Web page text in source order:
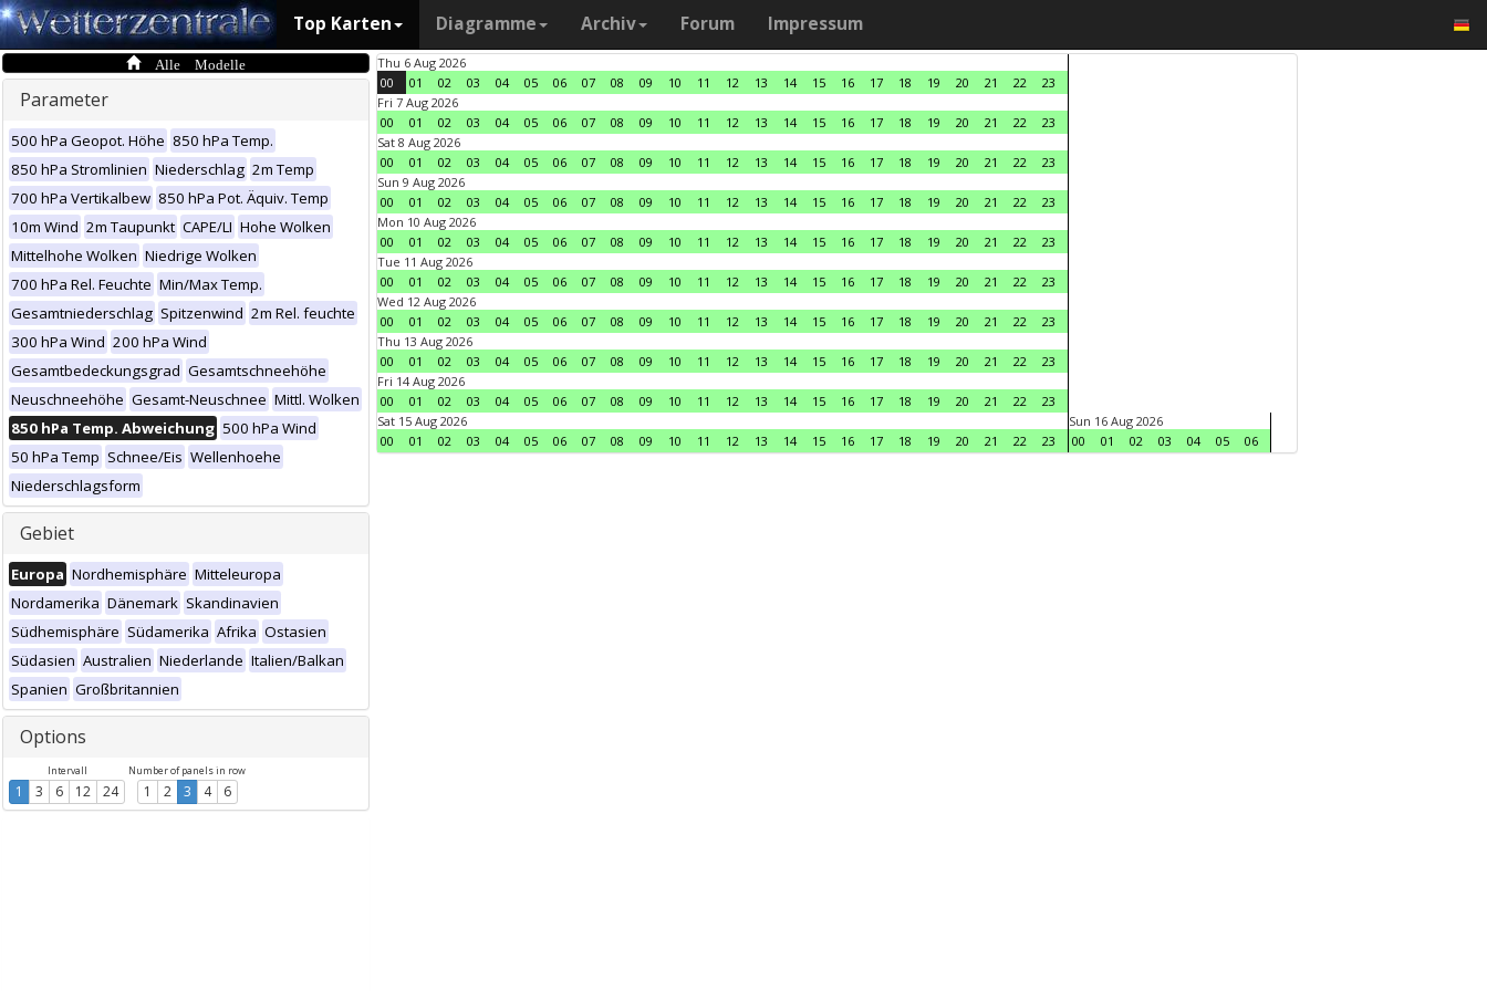
Top Karten Diagramme Archiv Forum Impressum
Alle Modelle
Parameter
500 hPa Geopot. Höhe 850 hPa Temp.
850 hPa Stromlinien Niederschlag 2m Temp
700 hPa Vertikalbew 850 hPa Pot. Äquiv. Temp
10m Wind 2m Taupunkt CAPE/LI Hohe Wolken
Mittelhohe Wolken Niedrige Wolken
700 hPa Rel. Feuchte Min/Max Temp.
Gesamtniederschlag Spitzenwind 2m Rel. feuchte
300 hPa Wind 200 hPa Wind
Gesamtbedeckungsgrad Gesamtschneehöhe
Neuschneehöhe Gesamt-Neuschnee Mittl. Wolken
850 hPa Temp. Abweichung 500 hPa Wind
50 hPa Temp Schnee/Eis Wellenhoehe
Niederschlagsform
Gebiet
Europa Nordhemisphäre Mitteleuropa
Nordamerika Dänemark Skandinavien
Südhemisphäre Südamerika Afrika Ostasien
Südasien Australien Niederlande Italien/Balkan
Spanien Großbritannien
Options
Intervall
1 3 6 12 24
Number of panels in row
1 2 3 4 6
Thu 6 Aug 2026
00
01 02 03 04 05 06 07 08 09 10 11 12 13 14 15 16 17 18 19 20 21 22
23
Fri 7 Aug 2026
00
01 02 03 04 05 06 07 08 09 10 11 12 13 14 15 16 17 18 19 20 21 22
23
Sat 8 Aug 2026
00
01 02 03 04 05 06 07 08 09 10 11 12 13 14 15 16 17 18 19 20 21 22
23
Sun 9 Aug 2026
00
01 02 03 04 05 06 07 08 09 10 11 12 13 14 15 16 17 18 19 20 21 22
23
Mon 10 Aug 2026
00
01 02 03 04 05 06 07 08 09 10 11 12 13 14 15 16 17 18 19 20 21 22
23
Tue 11 Aug 2026
00
01 02 03 04 05 06 07 08 09 10 11 12 13 14 15 16 17 18 19 20 21 22
23
Wed 12 Aug 2026
00
01 02 03 04 05 06 07 08 09 10 11 12 13 14 15 16 17 18 19 20 21 22
23
Thu 13 Aug 2026
00
01 02 03 04 05 06 07 08 09 10 11 12 13 14 15 16 17 18 19 20 21 22
23
Fri 14 Aug 2026
00
01 02 03 04 05 06 07 08 09 10 11 12 13 14 15 16 17 18 19 20 21 22
23
Sat 15 Aug 2026
00
01 02 03 04 05 06 07 08 09 10 11 12 13 14 15 16 17 18 19 20 21 22 23
Sun 16 Aug 2026
00
01 02 03 04 05 06